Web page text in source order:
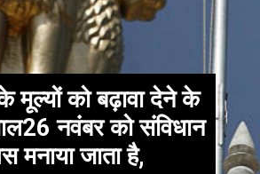
मूल्यों को बढ़ावा देने के
नवंबर को संविधान
मनाया जाता है,